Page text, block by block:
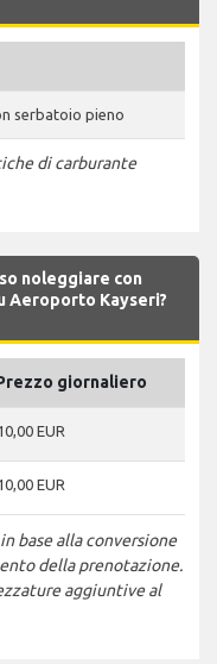
serbatoio pieno
di carburante
noleggiare con
Aeroporto Kayseri?
giornaliero
EUR
EUR
base alla conversione
della prenotazione.
aggiuntive al